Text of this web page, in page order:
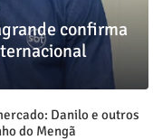
confirma
Danilo e outros
do Mengã